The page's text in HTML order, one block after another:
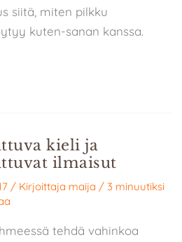
siitä, miten pilkku
kuten-sanan kanssa.
kieli ja
ilmaisut
/ Kirjoittaja maija / 3 minuutiksi
tehdä vahinkoa